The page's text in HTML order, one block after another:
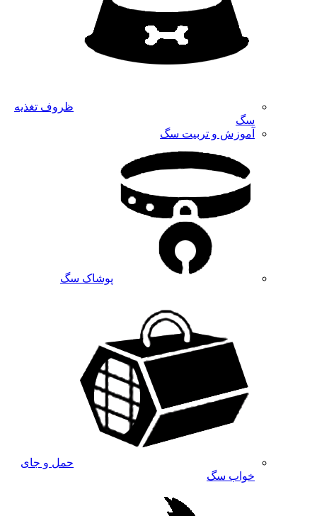
ظروف تغذیه
سگ
آموزش و تربیت سگ
پوشاک سگ
حمل و جای
خواب سگ